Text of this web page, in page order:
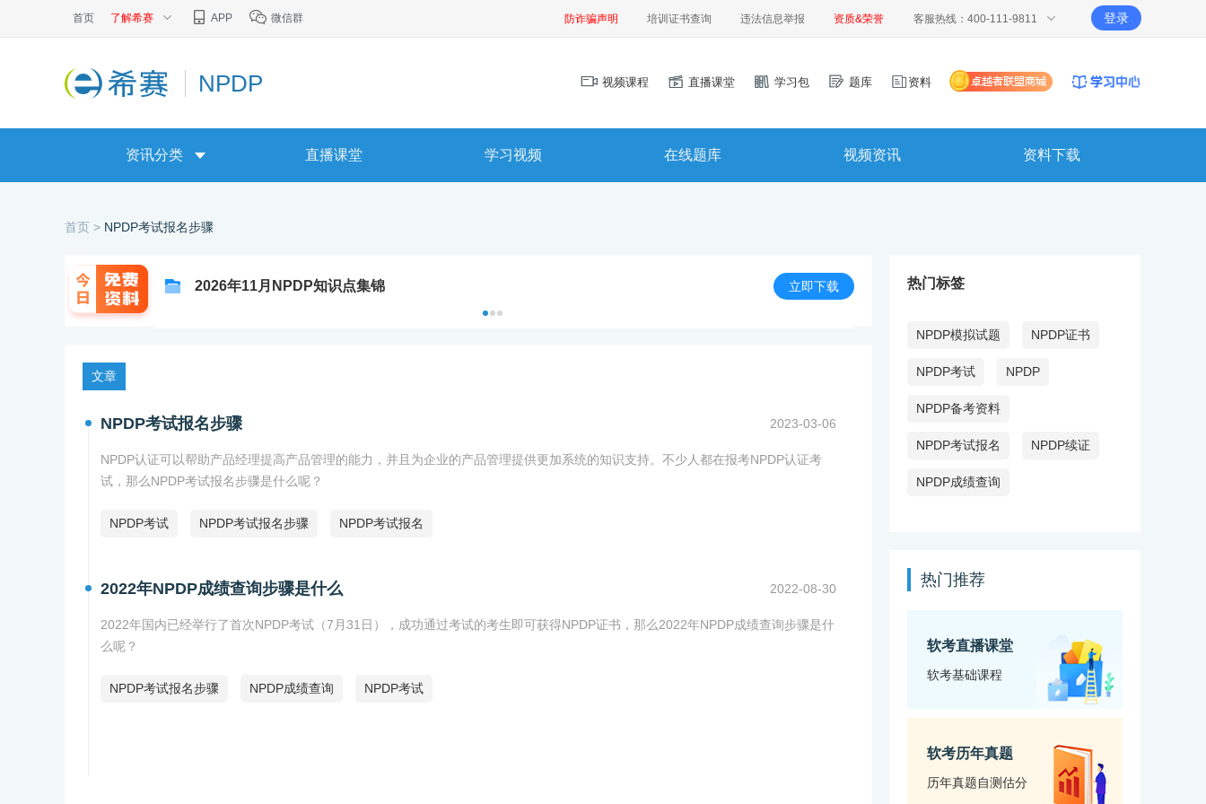
首页 了解希赛 APP 微信群 防诈骗声明 培训证书查询 违法信息举报 资质&荣誉 客服热线：400-111-9811 登录
NPDP 视频课程 直播课堂 学习包 题库 资料
资讯分类 直播课堂 学习视频 在线题库 视频资讯 资料下载
首页 > NPDP考试报名步骤
2026年11月NPDP知识点集锦 立即下载
文章
NPDP考试报名步骤 2023-03-06
NPDP认证可以帮助产品经理提高产品管理的能力，并且为企业的产品管理提供更加系统的知识支持。不少人都在报考NPDP认证考
试，那么NPDP考试报名步骤是什么呢？
NPDP考试 NPDP考试报名步骤 NPDP考试报名
2022年NPDP成绩查询步骤是什么 2022-08-30
2022年国内已经举行了首次NPDP考试（7月31日），成功通过考试的考生即可获得NPDP证书，那么2022年NPDP成绩查询步骤是什
么呢？
NPDP考试报名步骤 NPDP成绩查询 NPDP考试
热门标签
NPDP模拟试题 NPDP证书
NPDP考试 NPDP
NPDP备考资料
NPDP考试报名 NPDP续证
NPDP成绩查询
热门推荐
软考直播课堂
软考基础课程
软考历年真题
历年真题自测估分